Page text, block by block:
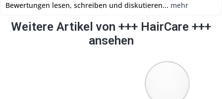
Bewertungen lesen, schreiben und diskutieren... mehr
Weitere Artikel von +++ HairCare +++
ansehen